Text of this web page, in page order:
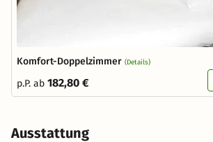
Komfort-Doppelzimmer (Details)
p.P. ab 182,80 €
Ausstattung